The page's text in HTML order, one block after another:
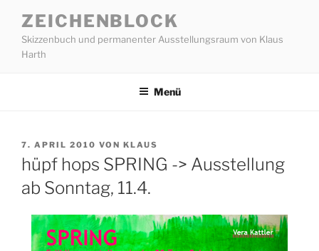
Inhalt
springen
ZEICHENBLOCK
Skizzenbuch und permanenter Ausstellungsraum von Klaus
Harth
Menü
VERÖFFENTLICHT
AM
7. APRIL 2010 VON KLAUS
hüpf hops SPRING -> Ausstellung
ab Sonntag, 11.4.